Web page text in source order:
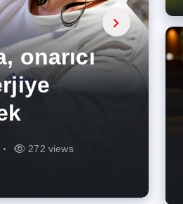
341 views
İlk
270 views
onarıcı
272 views
Enerji
İş
284 views
Kısa
224 views
Artması
259 views